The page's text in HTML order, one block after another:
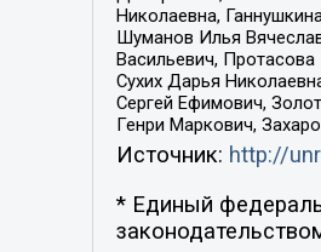
Николаевна,
Шуманов Илья
Васильевич,
Сухих Дарья
Сергей Ефимович,
Генри Маркович,
Источник: http://
* Единый